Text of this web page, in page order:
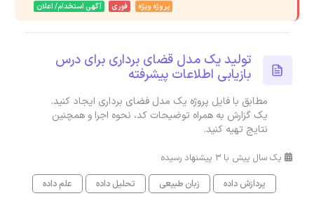
پروژه ویژه فوری آگهی استخدام/ اعلان
تولید یک مدل قضای برداری برای درس
بازیابی اطلاعات پیشرفته
مطابق با فایل پروژه یک مدل فضای برداری ایجاد کنید.
یک گزارش به همراه توضیحات کد، نحوه اجرا و همچنین
نتایج تهیه کنید.
یک سال پیش با 3 پیشنهاد رسیده
پردازش داده
زبان طبیعی تحلیل داده علم داده